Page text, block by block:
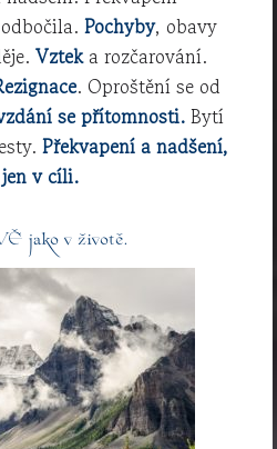
odbočila.Pochyby, obavy
Vzteka rozčarování.
. Oproštění se od
se přítomnosti. Bytí
Překvapení a nadšení,
jen v cíli.
jako v životě.